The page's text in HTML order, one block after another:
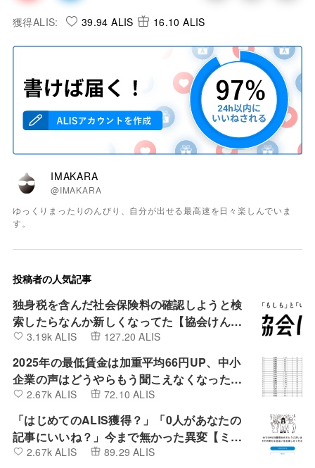
獲得ALIS: 39.94 ALIS 16.10 ALIS
IMAKARA
@IMAKARA
ゆっくりまったりのんびり、自分が出せる最高速を日々楽しんでいま
す。
投稿者の人気記事
独身税を含んだ社会保険料の確認しようと検
索したらなんか新しくなってた【協会けん
ぽ】3.19k ALIS 127.20 ALIS
2025年の最低賃金は加重平均66円UP、中小
企業の声はどうやらもう聞こえなくなったよ
うです。
2.67k ALIS 72.10 ALIS
「はじめてのALIS獲得？」「0人があなたの
記事にいいね？」今まで無かった異変【ミン
カブIR】
2.67k ALIS 89.29 ALIS